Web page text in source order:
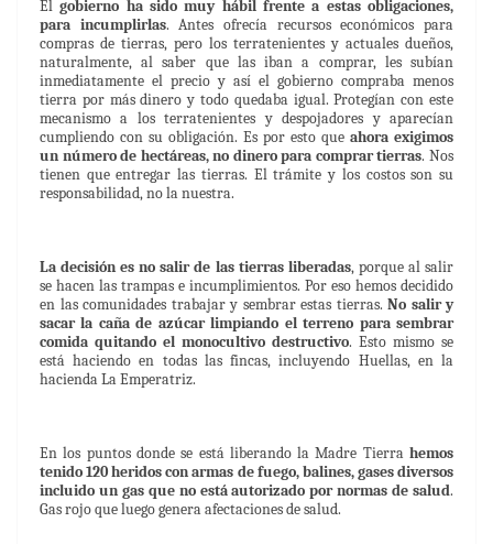
Elgobierno ha sido muy hábil frente a estas obligaciones,
para incumplirlas. Antes ofrecía recursos económicos para
compras de tierras, pero los terratenientes y actuales dueños,
naturalmente, al saber que las iban a comprar, les subían
inmediatamente el precio y así el gobierno compraba menos
tierra por más dinero y todo quedaba igual. Protegían con este
mecanismo a los terratenientes y despojadores y aparecían
cumpliendo con su obligación. Es por esto que ahora exigimos
un número de hectáreas, no dinero para comprar tierras. Nos
tienen que entregar las tierras. El trámite y los costos son su
responsabilidad, no la nuestra.
La decisión es no salir de las tierras liberadas, porque al salir
se hacen las trampas e incumplimientos. Por eso hemos decidido
en las comunidades trabajar y sembrar estas tierras. No salir y
sacar la caña de azúcar limpiando el terreno para sembrar
comida quitando el monocultivo destructivo. Esto mismo se
está haciendo en todas las fincas, incluyendo Huellas, en la
hacienda La Emperatriz.
En los puntos donde se está liberando la Madre Tierra hemos
tenido 120 heridos con armas de fuego, balines, gases diversos
incluido un gas que no está autorizado por normas de salud.
Gas rojo que luego genera afectaciones de salud.